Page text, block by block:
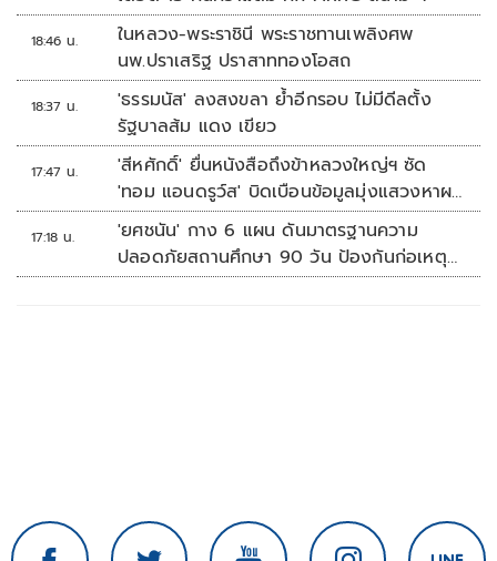
18:46 น.
ในหลวง-พระราชินี พระราชทานเพลิงศพ
นพ.ปราเสริฐ ปราสาททองโอสถ
18:37 น.
'ธรรมนัส' ลงสงขลา ย้ำอีกรอบ ไม่มีดีลตั้ง
รัฐบาลส้ม แดง เขียว
17:47 น.
'สีหศักดิ์' ยื่นหนังสือถึงข้าหลวงใหญ่ฯ ซัด
'ทอม แอนดรูว์ส' บิดเบือนข้อมูลมุ่งแสวงหาผล
ประโยชน์ทางการเมือง
17:18 น.
'ยศชนัน' กาง 6 แผน ดันมาตรฐานความ
ปลอดภัยสถานศึกษา 90 วัน ป้องกันก่อเหตุ
รุนแรง